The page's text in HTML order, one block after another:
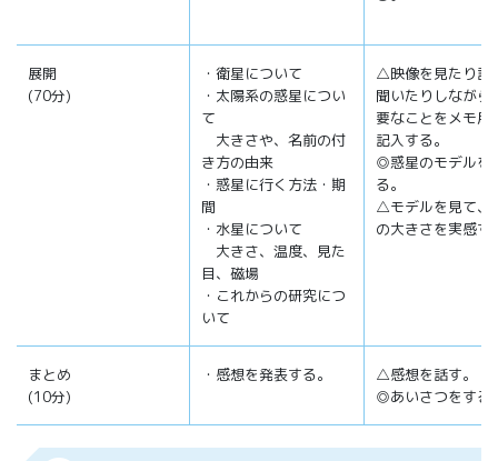
展開
(70分)
・衛星について
・太陽系の惑星につい
て
大きさや、名前の付
き方の由来
・惑星に行く方法・期
間
・水星について
大きさ、温度、見た
目、磁場
・これからの研究につ
いて
△映像を見たり説
聞いたりしながら
要なことをメモ用
記入する。
◎惑星のモデルを
る。
△モデルを見て、
の大きさを実感す
まとめ
(10分)
・感想を発表する。
△感想を話す。
◎あいさつをする